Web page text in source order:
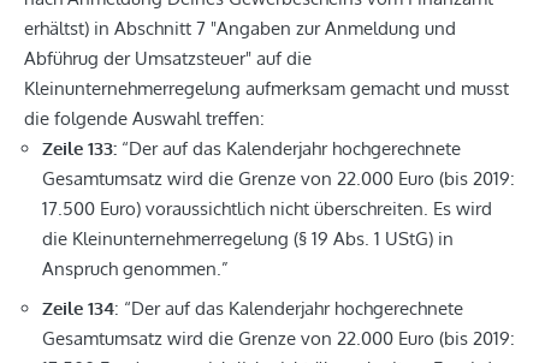
erhältst) in Abschnitt 7 "Angaben zur Anmeldung und
Abführug der Umsatzsteuer" auf die
Kleinunternehmerregelung aufmerksam gemacht und musst
die folgende Auswahl treffen:
Zeile 133: “Der auf das Kalenderjahr hochgerechnete
Gesamtumsatz wird die Grenze von 22.000 Euro (bis 2019:
17.500 Euro) voraussichtlich nicht überschreiten. Es wird
die Kleinunternehmerregelung (§ 19 Abs. 1 UStG) in
Anspruch genommen.”
Zeile 134: “Der auf das Kalenderjahr hochgerechnete
Gesamtumsatz wird die Grenze von 22.000 Euro (bis 2019: